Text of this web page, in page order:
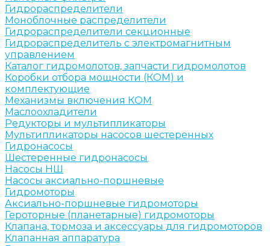
Гидрораспределители
Моноблочные распределители
Гидрораспределители секционные
Гидрораспределитель с электромагнитным
управлением
Каталог гидромолотов, запчасти гидромолотов
Коробки отбора мощности (КОМ) и
комплектующие
Механизмы включения КОМ
Маслоохладители
Редукторы и мультипликаторы
Мультипликаторы насосов шестеренных
Гидронасосы
Шестеренные гидронасосы
Насосы НШ
Насосы аксиально-поршневые
Гидромоторы
Аксиально-поршневые гидромоторы
Героторные (планетарные) гидромоторы
Клапана, тормоза и аксессуары для гидромоторов
Клапанная аппаратура